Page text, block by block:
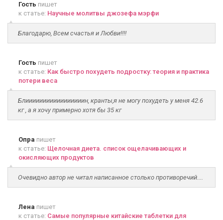
Гость пишет
к статье: Научные молитвы джозефа мэрфи
Благодарю, Всем счастья и Любви!!!!
Гость пишет
к статье: Как быстро похудеть подростку: теория и практика
потери веса
Блииииииииииииииииин, кранты,я не могу похудеть у меня 42.6
кг , а я хочу примерно хотя бы 35 кг
Опра пишет
к статье: Щелочная диета. список ощелачивающих и
окисляющих продуктов
Очевидно автор не читал написанное столько противоречий....
Лена пишет
к статье: Самые популярные китайские таблетки для